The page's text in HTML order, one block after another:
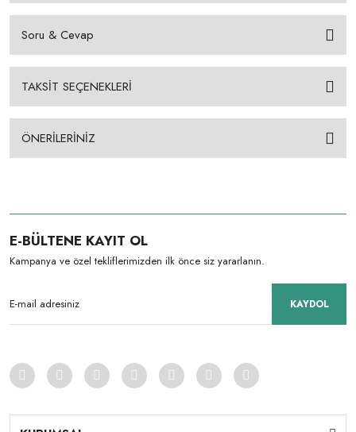
Soru & Cevap
TAKSİT SEÇENEKLERİ
ÖNERİLERİNİZ
E-BÜLTENE KAYIT OL
Kampanya ve özel tekliflerimizden ilk önce siz yararlanın.
KAYDOL